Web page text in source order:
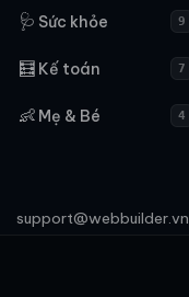
🩺 Sức khỏe 9
🧮 Kế toán 7
👶 Mẹ & Bé 4
support@webbuilder.vn